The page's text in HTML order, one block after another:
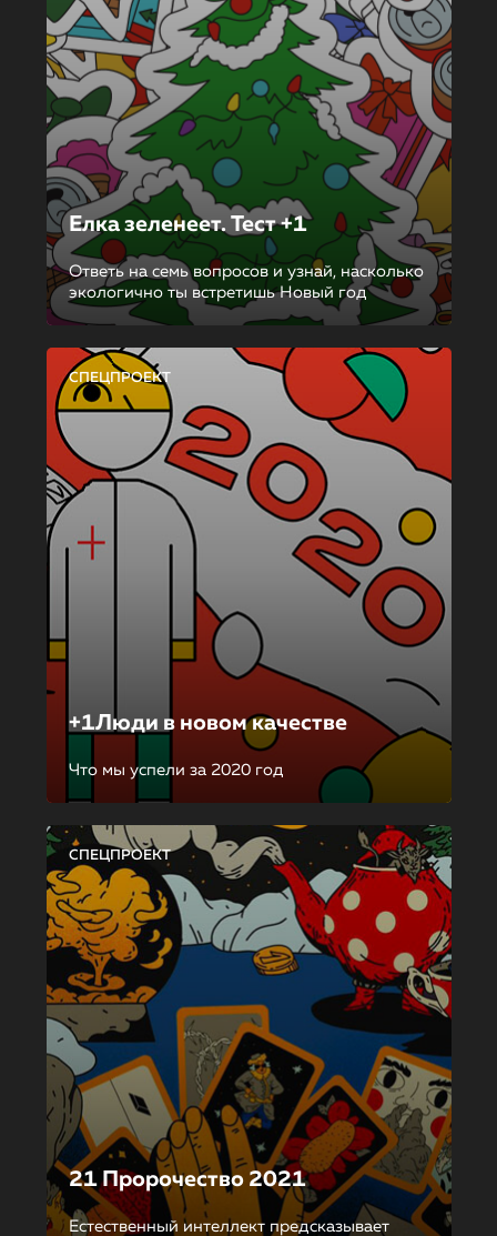
Елка зеленеет. Тест +1
Ответь на семь вопросов и узнай, насколько
экологично ты встретишь Новый год
СПЕЦПРОЕКТ
+1Люди в новом качестве
Что мы успели за 2020 год
СПЕЦПРОЕКТ
21 Пророчество 2021
Естественный интеллект предсказывает